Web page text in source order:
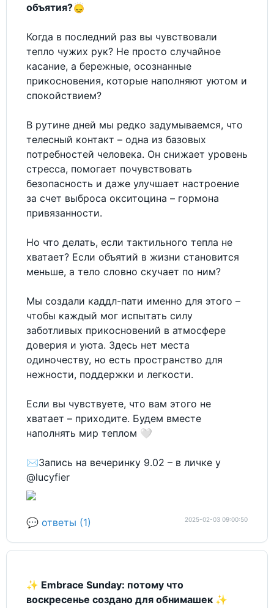
объятия?🙂‍↕️
Когда в последний раз вы чувствовали
тепло чужих рук? Не просто случайное
касание, а бережные, осознанные
прикосновения, которые наполняют уютом и
спокойствием?
В рутине дней мы редко задумываемся, что
телесный контакт – одна из базовых
потребностей человека. Он снижает уровень
стресса, помогает почувствовать
безопасность и даже улучшает настроение
за счет выброса окситоцина – гормона
привязанности.
Но что делать, если тактильного тепла не
хватает? Если объятий в жизни становится
меньше, а тело словно скучает по ним?
Мы создали каддл-пати именно для этого –
чтобы каждый мог испытать силу
заботливых прикосновений в атмосфере
доверия и уюта. Здесь нет места
одиночеству, но есть пространство для
нежности, поддержки и легкости.
Если вы чувствуете, что вам этого не
хватает – приходите. Будем вместе
наполнять мир теплом 🤍
✉️Запись на вечеринку 9.02 – в личке у
@lucyfier
💬 ответы (1) 2025-02-03 09:00:50
✨ Embrace Sunday: потому что
воскресенье создано для обнимашек ✨